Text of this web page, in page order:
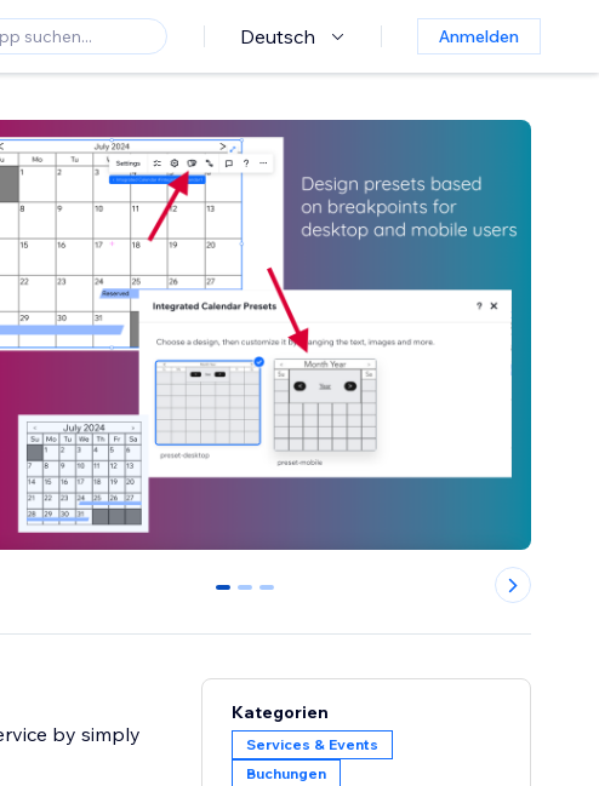
Deutsch Anmelden
0 1 2
by simply
Kategorien
Services & Events
Buchungen